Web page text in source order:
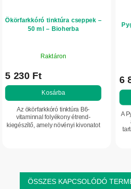
Ökörfarkkóró tinktúra cseppek –
50 ml – Bioherba
Raktáron
5 230 Ft
Kosárba
Az ökörfarkkóró tinktúra B6-
vitaminnal folyékony étrend-
kiegészítő, amely növényi kivonatot
6
A
ÖSSZES KAPCSOLÓDÓ